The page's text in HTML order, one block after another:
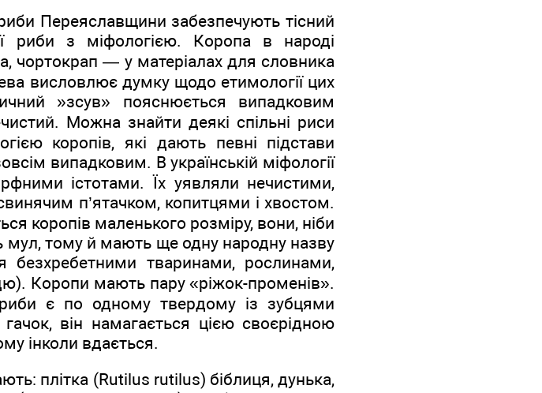
Переяславщини забезпечують тісний
риби з міфологією. Коропа в народі
чортокрап — у матеріалах для словника
висловлює думку щодо етимології цих
»зсув» пояснюється випадковим
Можна знайти деякі спільні риси
коропів, які дають певні підстави
випадковим. В українській міфології
істотами. Їх уявляли нечистими,
п’ятачком, копитцями і хвостом.
коропів маленького розміру, вони, ніби
мул, тому й мають ще одну народну назву
безхребетними тваринами, рослинами,
Коропи мають пару «ріжок-променів».
є по одному твердому із зубцями
він намагається цією своєрідною
інколи вдається.
плітка (Rutilus rutilus) біблиця, дунька,